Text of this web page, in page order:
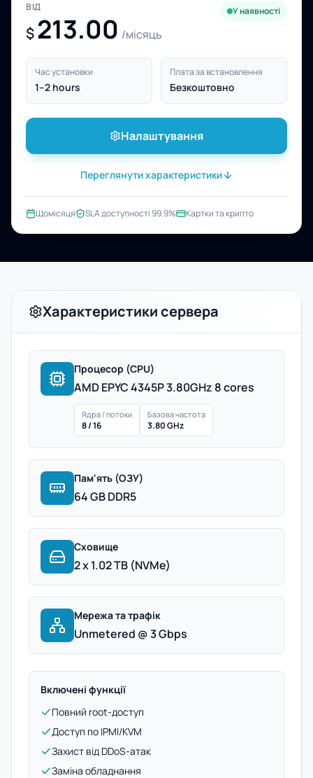
ВІД
$213.00 /місяць
У наявності
Час установки
1–2 hours
Плата за встановлення
Безкоштовно
Налаштування
Переглянути характеристики
Щомісяця SLA доступності 99.9% Картки та крипто
Характеристики сервера
Процесор (CPU)
AMD EPYC 4345P 3.80GHz 8 cores
Ядра / потоки
8 / 16
Базова частота
3.80 GHz
Пам'ять (ОЗУ)
64 GB DDR5
Сховище
2 x 1.02 TB (NVMe)
Мережа та трафік
Unmetered @ 3 Gbps
Включені функції
Повний root-доступ
Доступ по IPMI/KVM
Захист від DDoS-атак
Заміна обладнання